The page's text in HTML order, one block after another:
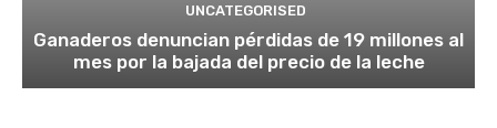
UNCATEGORISED
Ganaderos denuncian pérdidas de 19 millones al
mes por la bajada del precio de la leche